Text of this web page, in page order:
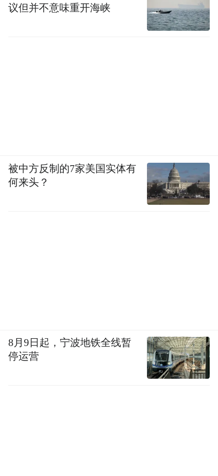
议但并不意味重开海峡
被中方反制的7家美国实体有
何来头？
8月9日起，宁波地铁全线暂
停运营